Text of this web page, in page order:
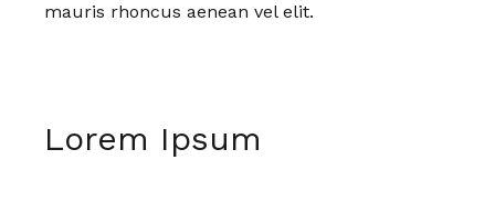
mauris rhoncus aenean vel elit.
Lorem Ipsum